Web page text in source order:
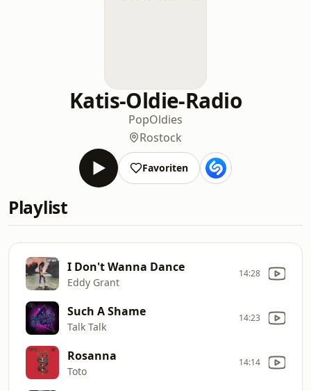
Katis-Oldie-Radio
PopOldies
Rostock
Favoriten
Playlist
I Don't Wanna Dance
Eddy Grant
14:28
Such A Shame
Talk Talk
14:23
Rosanna
Toto
14:14